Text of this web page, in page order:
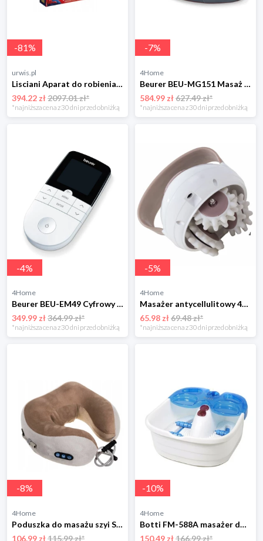
-81%
urwis.pl
Lisciani Aparat do robienia zdjęć Spiderman
394.22 zł2097.01 zł*
*najniższa cena z 30 dni przed obniżką
-7%
4Home
Beurer BEU-MG151 Masaż shiatsu
584.99 zł627.49 zł*
*najniższa cena z 30 dni przed obniżką
-4%
4Home
Beurer BEU-EM49 Cyfrowy elektrostymulator mięśni i nerwów
349.99 zł364.99 zł*
*najniższa cena z 30 dni przed obniżką
-5%
4Home
Masażer antycellulitowy 4-Home
65.98 zł69.48 zł*
*najniższa cena z 30 dni przed obniżką
-8%
4Home
Poduszka do masażu szyi Shiatsu 4-Home
106.99 zł115.99 zł*
-10%
4Home
Botti FM-588A masażer do stóp Federica
150.49 zł166.99 zł*